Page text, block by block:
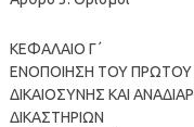
ΚΕΦΑΛΑΙΟ Γ΄
ΕΝΟΠΟΙΗΣΗ ΤΟΥ ΠΡΩΤΟΥ
ΔΙΚΑΙΟΣΥΝΗΣ ΚΑΙ
ΔΙΚΑΣΤΗΡΙΩΝ